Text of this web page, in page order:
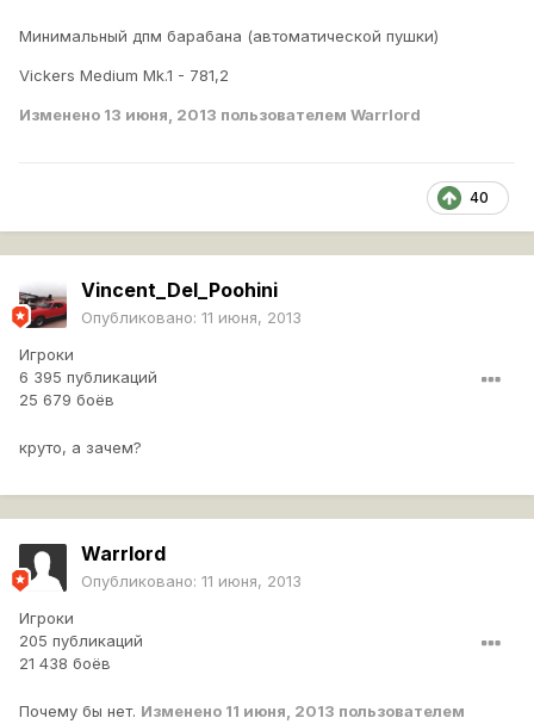
Минимальный дпм барабана (автоматической пушки)
Vickers Medium Mk.1 - 781,2
Изменено 13 июня, 2013 пользователем Warrlord
40
Vincent_Del_Poohini
Опубликовано: 11 июня, 2013
Игроки
6 395 публикаций
25 679 боёв
круто, а зачем?
Warrlord
Опубликовано: 11 июня, 2013
Игроки
205 публикаций
21 438 боёв
Почему бы нет. Изменено 11 июня, 2013 пользователем